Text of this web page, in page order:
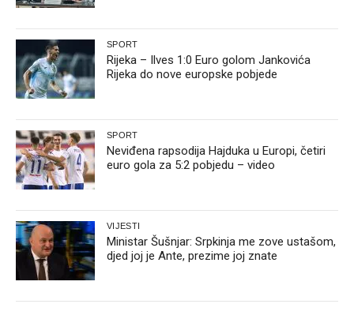
SPORT
Rijeka – Ilves 1:0 Euro golom Jankovića
Rijeka do nove europske pobjede
SPORT
Neviđena rapsodija Hajduka u Europi, četiri
euro gola za 5:2 pobjedu – video
VIJESTI
Ministar Šušnjar: Srpkinja me zove ustašom,
djed joj je Ante, prezime joj znate